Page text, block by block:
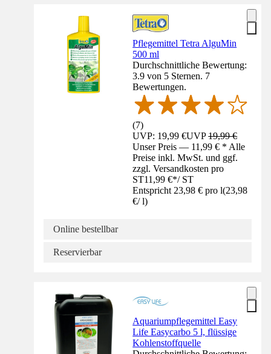
Pflegemittel Tetra AlguMin
500 ml
Durchschnittliche Bewertung:
3.9 von 5 Sternen. 7
Bewertungen.
(7)
UVP: 19,99 €UVP19,99 €
Unser Preis — 11,99 € * Alle
Preise inkl. MwSt. und ggf.
zzgl. Versandkosten pro
ST11,99 €*/ ST
Entspricht 23,98 € pro l(23,98
€/ l)
Online bestellbar
Reservierbar
Aquariumpflegemittel Easy
Life Easycarbo 5 l, flüssige
Kohlenstoffquelle